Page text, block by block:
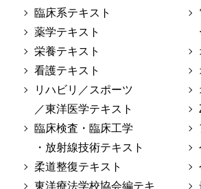
臨床系テキスト
薬学テキスト
栄養テキスト
看護テキスト
リハビリ／スポーツ
／東洋医学テキスト
臨床検査・臨床工学
・放射線技術テキスト
柔道整復テキスト
東洋療法学校協会編テキ